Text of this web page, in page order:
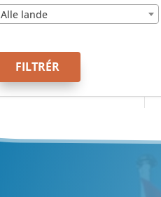
Alle lande
FILTRÉR